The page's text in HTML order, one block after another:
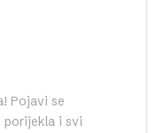
Pojavi se
porijekla i svi